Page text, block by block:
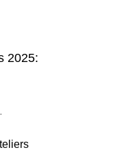
2025:
zu
bis hin zur